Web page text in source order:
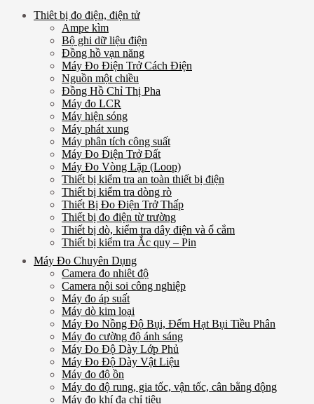
Thiêt bị đo điện, điện tử
Ampe kìm
Bộ ghi dữ liệu điện
Đồng hồ vạn năng
Máy Đo Điện Trở Cách Điện
Nguồn một chiều
Đồng Hồ Chỉ Thị Pha
Máy đo LCR
Máy hiện sóng
Máy phát xung
Máy phân tích công suất
Máy Đo Điện Trở Đất
Máy Đo Vòng Lặp (Loop)
Thiết bị kiểm tra an toàn thiết bị điện
Thiết bị kiểm tra dòng rò
Thiết Bị Đo Điện Trở Thấp
Thiết bị đo điện từ trường
Thiết bị dò, kiểm tra dây điện và ổ cắm
Thiết bị kiểm tra Ắc quy – Pin
Máy Đo Chuyên Dụng
Camera đo nhiêt độ
Camera nội soi công nghiệp
Máy đo áp suất
Máy dò kim loại
Máy Đo Nồng Độ Bụi, Đếm Hạt Bụi Tiều Phân
Máy đo cường độ ánh sáng
Máy Đo Độ Dày Lớp Phủ
Máy Đo Độ Dày Vật Liệu
Máy đo độ ồn
Máy đo độ rung, gia tốc, vận tốc, cân bằng động
Máy đo khí đa chỉ tiêu